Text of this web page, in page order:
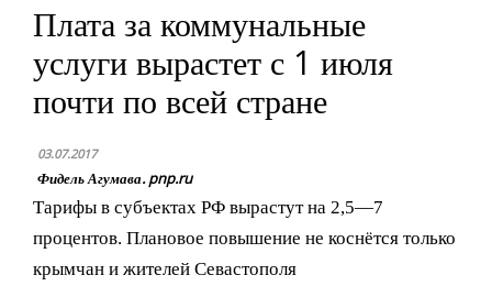
Плата за коммунальные
услуги вырастет с 1 июля
почти по всей стране
03.07.2017
Фидель Агумава. pnp.ru
Тарифы в субъектах РФ вырастут на 2,5—7
процентов. Плановое повышение не коснётся только
крымчан и жителей Севастополя